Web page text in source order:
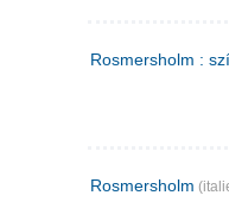
Rosmersholm :
Rosmersholm